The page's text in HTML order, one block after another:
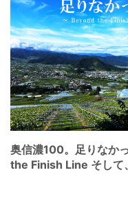
奥信濃100。足りなか
the Finish Line そして